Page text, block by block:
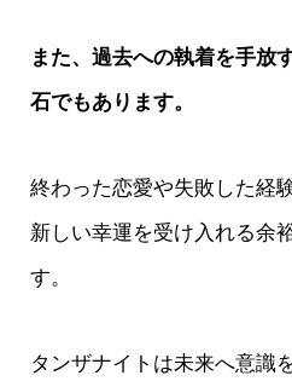
また、過去への執着を手放
石でもあります。
終わった恋愛や失敗した経
新しい幸運を受け入れる余
す。
タンザナイトは未来へ意識